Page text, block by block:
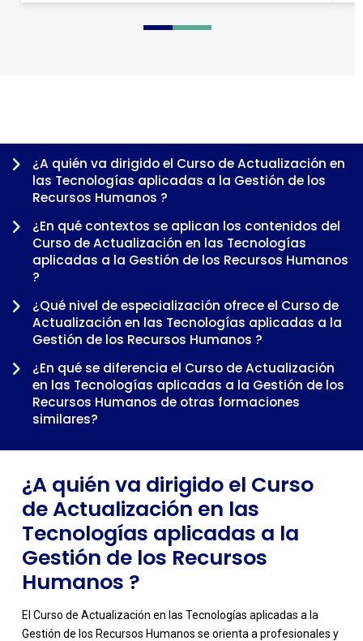
0 1 2 3 4
¿A quién va dirigido el Curso de Actualización en
las Tecnologías aplicadas a la Gestión de los
Recursos Humanos ?
¿En qué contextos se aplican los contenidos del
Curso de Actualización en las Tecnologías
aplicadas a la Gestión de los Recursos Humanos
?
¿Qué nivel de especialización ofrece el Curso de
Actualización en las Tecnologías aplicadas a la
Gestión de los Recursos Humanos ?
¿En qué se diferencia el Curso de Actualización
en las Tecnologías aplicadas a la Gestión de los
Recursos Humanos de otras formaciones
similares?
¿Cuándo tiene sentido cursar el Curso de
Gestión de los Recursos Humanos dentro de una
trayectoria profesional?
¿A quién va dirigido el Curso
de Actualización en las
Tecnologías aplicadas a la
Gestión de los Recursos
Humanos ?
El Curso de Actualización en las Tecnologías aplicadas a la
Gestión de los Recursos Humanos se orienta a profesionales y